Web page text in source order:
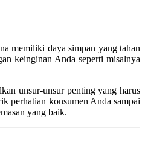
memiliki daya simpan yang tahan
keinginan Anda seperti misalnya
unsur-unsur penting yang harus
perhatian konsumen Anda sampai
yang baik.